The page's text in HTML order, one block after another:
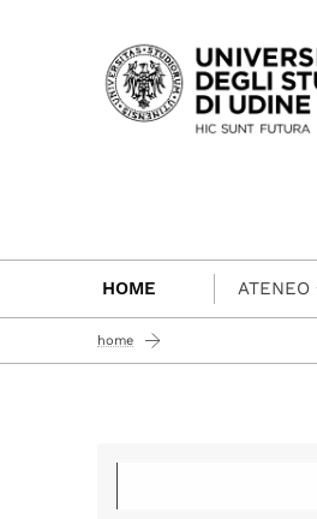
Passa al contenuto
HOME ATENEO
home